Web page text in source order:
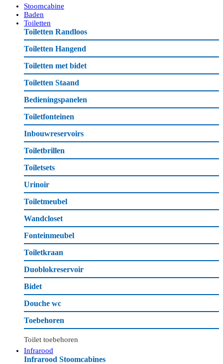
Stoomcabine
Baden
Toiletten
Toiletten Randloos
Toiletten Hangend
Toiletten met bidet
Toiletten Staand
Bedieningspanelen
Toiletfonteinen
Inbouwreservoirs
Toiletbrillen
Toiletsets
Urinoir
Toiletmeubel
Wandcloset
Fonteinmeubel
Toiletkraan
Duoblokreservoir
Bidet
Douche wc
Toebehoren
Toilet toebehoren
Infrarood
Infrarood Stoomcabines